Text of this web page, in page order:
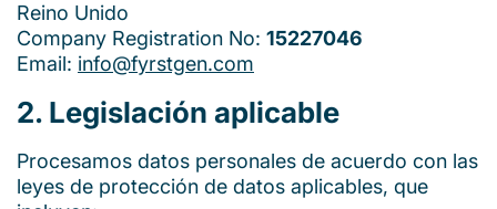
Reino Unido
Company Registration No: 15227046
Email: info@fyrstgen.com
2. Legislación aplicable
Procesamos datos personales de acuerdo con las
leyes de protección de datos aplicables, que